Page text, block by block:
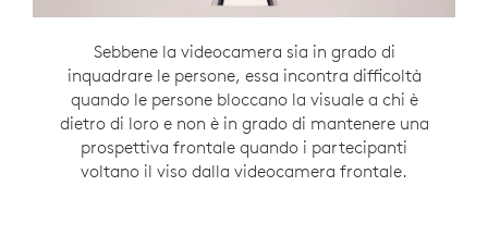
Sebbene la videocamera sia in grado di
inquadrare le persone, essa incontra difficoltà
quando le persone bloccano la visuale a chi è
dietro di loro e non è in grado di mantenere una
prospettiva frontale quando i partecipanti
voltano il viso dalla videocamera frontale.
Se da un lato la videocamera è in grado di
acquisire i partecipanti in sala che parlano tra
loro intorno al tavolo, ma non è in grado di
mantenere una prospettiva frontale quando i
partecipanti girano il viso verso la parte
anteriore della sala.
Con Rally Bar davanti alla sala e Sight al
centro del tavolo, mantieni una vista frontale
costante delle interazioni in persona mentre
la conversazione fluisce, conRightSight 2
Smart Switching .